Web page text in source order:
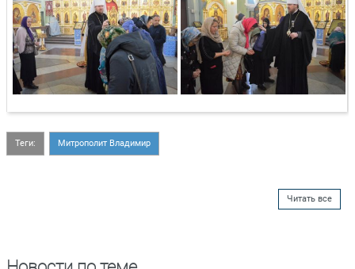
Теги: Митрополит Владимир
Читать все